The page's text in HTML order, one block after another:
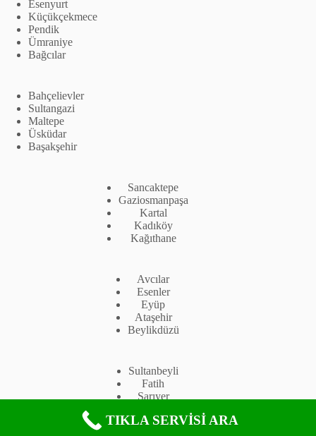
Esenyurt
Küçükçekmece
Pendik
Ümraniye
Bağcılar
Bahçelievler
Sultangazi
Maltepe
Üsküdar
Başakşehir
Sancaktepe
Gaziosmanpaşa
Kartal
Kadıköy
Kağıthane
Avcılar
Esenler
Eyüp
Ataşehir
Beylikdüzü
Sultanbeyli
Fatih
Sarıyer
Çekmeköy
TIKLA SERVİSİ ARA